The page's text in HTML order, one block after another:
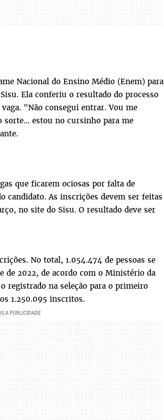
Nacional do Ensino Médio (Enem) para
Ela conferiu o resultado do processo
"Não consegui entrar. Vou me
sorte... estou no cursinho para me
que ficarem ociosas por falta de
candidato. As inscrições devem ser feitas
no site do Sisu. O resultado deve ser
No total, 1.054.474 de pessoas se
de 2022, de acordo com o Ministério da
registrado na seleção para o primeiro
1.250.095 inscritos.